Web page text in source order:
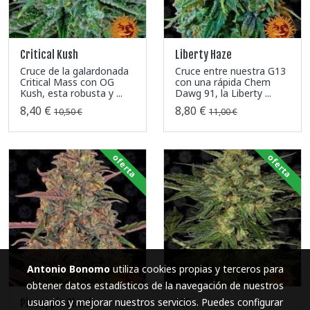
Critical Kush
Cruce de la galardonada
Critical Mass con OG
Kush, esta robusta y ...
8,40 € 10,50 €
Liberty Haze
Cruce entre nuestra G13
con una rápida Chem
Dawg 91, la Liberty ...
8,80 € 11,00 €
Pineapple Chunk
oferta
LSD
oferta
Antonio Bonomoutiliza cookies propias y terceros para
obtener datos estadísticos de la navegación de nuestros
usuarios y mejorar nuestros servicios. Puedes configurar